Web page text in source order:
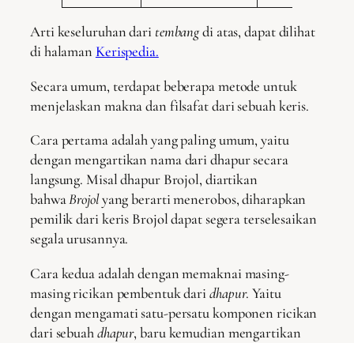
Arti keseluruhan dari tembangdi atas, dapat dilihat
di halaman Kerispedia.
Secara umum, terdapat beberapa metode untuk
menjelaskan makna dan filsafat dari sebuah keris.
Cara pertama adalah yang paling umum, yaitu
dengan mengartikan nama dari dhapur secara
langsung. Misal dhapur Brojol, diartikan
bahwaBrojolyang berarti menerobos, diharapkan
pemilik dari keris Brojol dapat segera terselesaikan
segala urusannya.
Cara kedua adalah dengan memaknai masing-
masing ricikan pembentuk dari dhapur. Yaitu
dengan mengamati satu-persatu komponen ricikan
dari sebuahdhapur, baru kemudian mengartikan